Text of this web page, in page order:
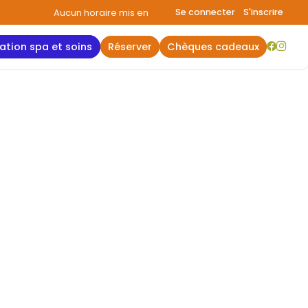
Aucun horaire mis en avant aujourd'hui.Consultez la page
Se connecter S'inscrire
spa et soins réserver chèques cadeaux